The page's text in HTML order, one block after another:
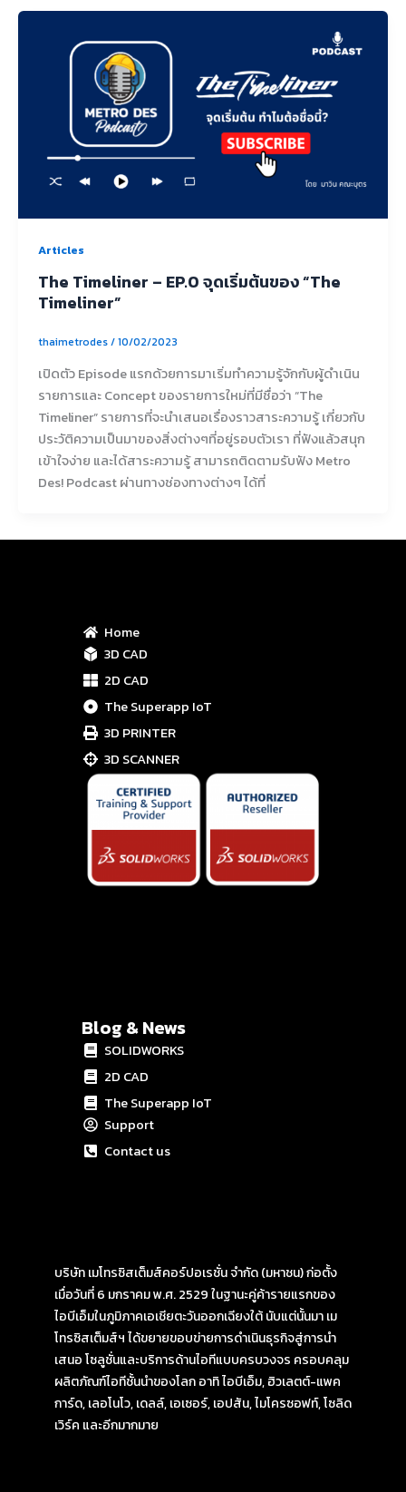
Articles
The Timeliner – EP.0 จุดเริ่มต้นของ “The
Timeliner”
thaimetrodes/10/02/2023
เปิดตัว Episode แรกด้วยการมาเริ่มทำความรู้จักกับผู้ดำเนิน
รายการและ Concept ของรายการใหม่ที่มีชื่อว่า “The
Timeliner” รายการที่จะนำเสนอเรื่องราวสาระความรู้ เกี่ยวกับ
ประวัติความเป็นมาของสิ่งต่างๆที่อยู่รอบตัวเรา ที่ฟังแล้วสนุก
เข้าใจง่าย และได้สาระความรู้ สามารถติดตามรับฟัง Metro
Des! Podcast ผ่านทางช่องทางต่างๆ ได้ที่
Home
3D CAD
2D CAD
The Superapp IoT
3D PRINTER
3D SCANNER
Blog & News
SOLIDWORKS
2D CAD
The Superapp IoT
Support
Contact us
บริษัท เมโทรซิสเต็มส์คอร์ปอเรชั่น จำกัด (มหาชน) ก่อตั้ง
เมื่อวันที่ 6 มกราคม พ.ศ. 2529 ในฐานะคู่ค้ารายแรกของ
ไอบีเอ็มในภูมิภาคเอเชียตะวันออกเฉียงใต้ นับแต่นั้นมา เม
โทรซิสเต็มส์ฯ ได้ขยายขอบข่ายการดำเนินธุรกิจสู่การนำ
เสนอ โซลูชั่นและบริการด้านไอทีแบบครบวงจร ครอบคลุม
ผลิตภัณฑ์ไอทีชั้นนำของโลก อาทิ ไอบีเอ็ม, ฮิวเลตต์-แพค
การ์ด, เลอโนโว, เดลล์, เอเซอร์, เอปสัน, ไมโครซอฟท์, โซลิด
เวิร์ค และอีกมากมาย